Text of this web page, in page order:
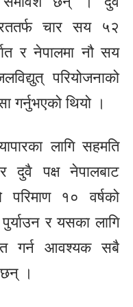
चार सय ५२
र नेपालमा नौ सय
परियोजनाको
गर्नुभएको थियो ।
लागि सहमति
दुवै पक्ष नेपालबाट
परिमाण १० वर्षको
र यसका लागि
गर्न आवश्यक सबै
।